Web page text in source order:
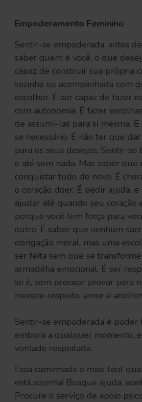
Empoderamento Feminino
Sentir-se empoderada, antes
saber quem é você, o que
capaz de construir sua própria
sozinha ou acompanhada com
escolher. É ser capaz de fazer
com autonomia. É fazer
de assumi-las para si mesma.
se necessário. É não ter que
para os seus desejos. Sentir-
e até sem nada. Mas saber que
conquistar tudo de novo. É
o coração doer. É pedir ajuda, e
ajudar até quando seu coração
porque você tem força para
outro. É saber que nenhum
obrigação moral, mas uma
ser feita sem que se
armadilha emocional. É ser
se é, sem precisar provar para
merece respeito, amor e
Sentir-se empoderada é poder
embora a qualquer momento,
vontade respeitada.
Essa caminhada é mais fácil
está sozinha! Busque ajuda,
Procure o serviço de apoio